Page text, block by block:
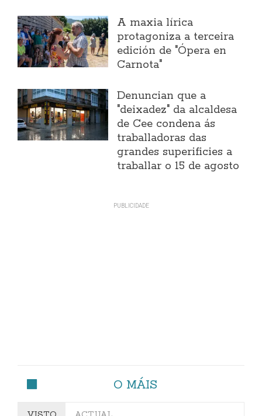
A maxia lírica
protagoniza a terceira
edición de "Ópera en
Carnota"
Denuncian que a
"deixadez" da alcaldesa
de Cee condena ás
traballadoras das
grandes superificies a
traballar o 15 de agosto
O MÁIS